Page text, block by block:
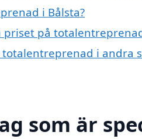
i Bålsta?
på
i andra
som är